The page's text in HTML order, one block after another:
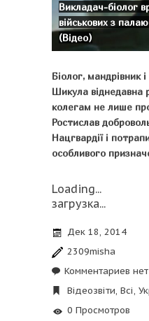
Викладач-біолог
військових з
(Відео)
Біолог, мандрівник
Шикула віднедавна
колегам не лише
Ростислав
Нацгвардії і
особливого
Loading...
загрузка...
Дек 18, 2014
2309misha
Комментариев нет
Відеозвіти, Всі,
0 Просмотров